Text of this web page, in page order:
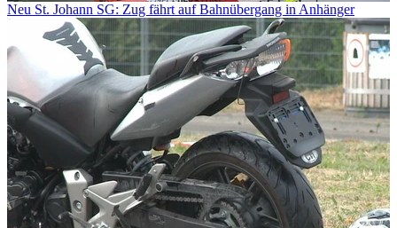
Neu St. Johann SG: Zug fährt auf Bahnübergang in Anhänger